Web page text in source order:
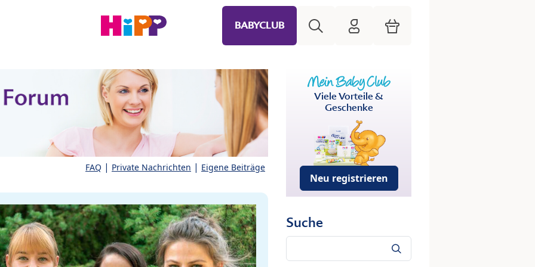
BABYCLUB HiPP Mein Babyclub
Warenkorb
FAQ | Private Nachrichten | Eigene Beiträge
Viele Vorteile &
Geschenke
Neu registrieren
Suche